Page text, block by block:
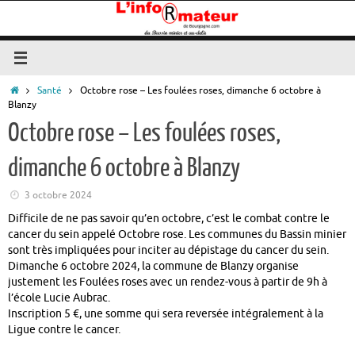
contenu
Accueil
Santé
Octobre rose – Les foulées roses, dimanche 6 octobre à
Blanzy
Octobre rose – Les foulées roses,
dimanche 6 octobre à Blanzy
3 octobre 2024
Difficile de ne pas savoir qu’en octobre, c’est le combat contre le
cancer du sein appelé Octobre rose. Les communes du Bassin minier
sont très impliquées pour inciter au dépistage du cancer du sein.
Dimanche 6 octobre 2024, la commune de Blanzy organise
justement les Foulées roses avec un rendez-vous à partir de 9h à
l’école Lucie Aubrac.
Inscription 5 €, une somme qui sera reversée intégralement à la
Ligue contre le cancer.